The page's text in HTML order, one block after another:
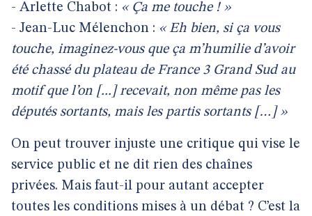
- Arlette Chabot : « Ça me touche ! »
- Jean-Luc Mélenchon : « Eh bien, si ça vous
touche, imaginez-vous que ça m’humilie d’avoir
été chassé du plateau de France 3 Grand Sud au
motif que l’on [...] recevait, non même pas les
députés sortants, mais les partis sortants […] »
On peut trouver injuste une critique qui vise le
service public et ne dit rien des chaînes
privées. Mais faut-il pour autant accepter
toutes les conditions mises à un débat ? C’est la